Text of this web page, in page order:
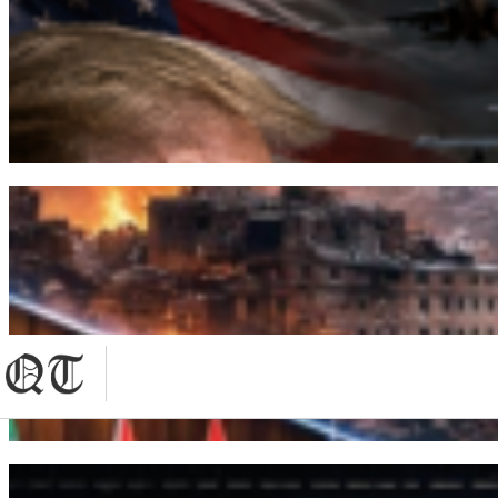
Toyota kompaniyası Australiyadağı zauıtın